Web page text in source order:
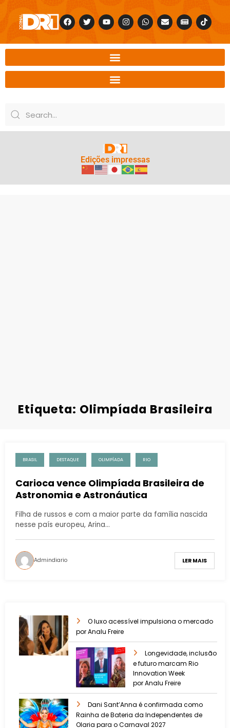
Edições impressas
Etiqueta: Olimpíada Brasileira
BRASIL DESTAQUE OLIMPÍADA RIO
Carioca vence Olimpíada Brasileira de
Astronomia e Astronáutica
Filha de russos e com a maior parte da família nascida
nesse país europeu, Arina…
Admindiario LER MAIS
O luxo acessível impulsiona o mercado
por Analu Freire
Longevidade, inclusão
e futuro marcam Rio
Innovation Week
por Analu Freire
Dani Sant’Anna é confirmada como
Rainha de Bateria da Independentes de
Olaria para o Carnaval 2027